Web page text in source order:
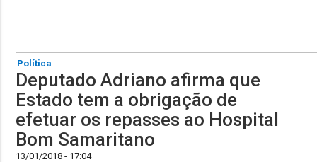
Política
Deputado Adriano afirma que
Estado tem a obrigação de
efetuar os repasses ao Hospital
Bom Samaritano
13/01/2018 - 17:04